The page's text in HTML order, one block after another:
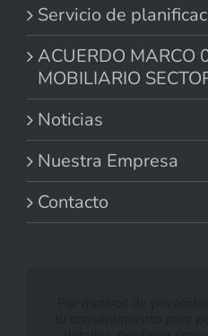
Servicio de
ACUERDO MARCO
MOBILIARIO
Noticias
Nuestra Empresa
Contacto